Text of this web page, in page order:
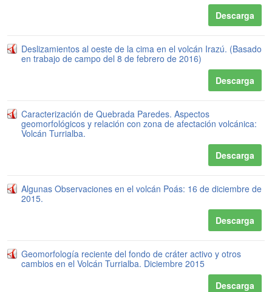
Descarga
Deslizamientos al oeste de la cima en el volcán Irazú. (Basado
en trabajo de campo del 8 de febrero de 2016)
Descarga
Caracterización de Quebrada Paredes. Aspectos
geomorfológicos y relación con zona de afectación volcánica:
Volcán Turrialba.
Descarga
Algunas Observaciones en el volcán Poás: 16 de diciembre de
2015.
Descarga
Geomorfología reciente del fondo de cráter activo y otros
cambios en el Volcán Turrialba. Diciembre 2015
Descarga